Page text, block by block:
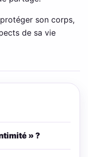
son corps,
de sa vie
» ?